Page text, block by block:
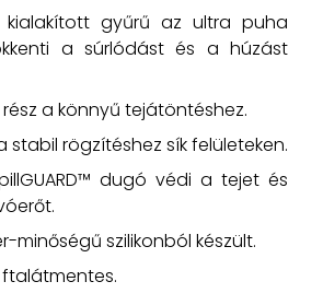
gyűrű az ultra puha
a súrlódást és a húzást
a könnyű tejátöntéshez.
rögzítéshez sík felületeken.
dugó védi a tejet és
minőségű szilikonból készült.
ftalátmentes.